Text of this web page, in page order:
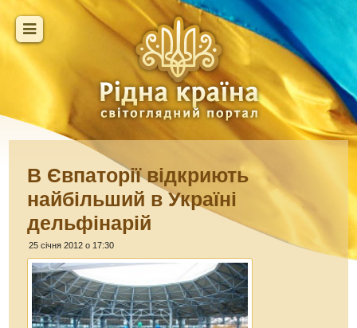
В Євпаторії відкриють
найбільший в Україні
дельфінарій
25 січня 2012 о 17:30